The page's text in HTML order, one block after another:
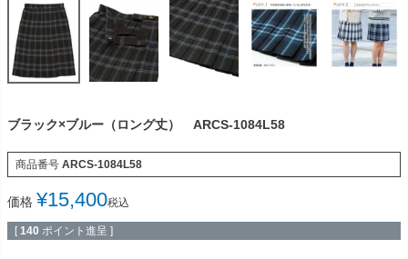
ブラック×ブルー（ロング丈） ARCS-1084L58
商品番号 ARCS-1084L58
価格 ¥15,400税込
[ 140 ポイント進呈 ]